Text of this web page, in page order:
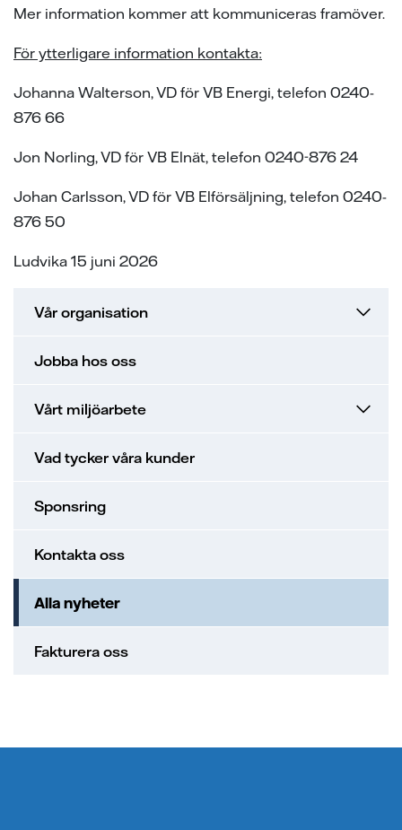
Mer information kommer att kommuniceras framöver.
För ytterligare information kontakta:
Johanna Walterson, VD för VB Energi, telefon 0240-
876 66
Jon Norling, VD för VB Elnät, telefon 0240-876 24
Johan Carlsson, VD för VB Elförsäljning, telefon 0240-
876 50
Ludvika 15 juni 2026
Vår organisation
Jobba hos oss
Vårt miljöarbete
Vad tycker våra kunder
Sponsring
Kontakta oss
Alla nyheter
Fakturera oss